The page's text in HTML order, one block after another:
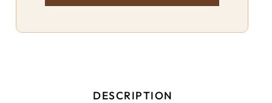
DESCRIPTION